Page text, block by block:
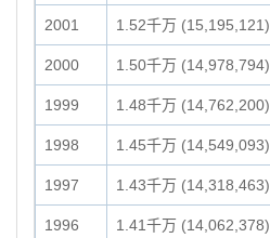
2001 1.52千万 (15,195,121)
2000 1.50千万 (14,978,794)
1999 1.48千万 (14,762,200)
1998 1.45千万 (14,549,093)
1997 1.43千万 (14,318,463)
1996 1.41千万 (14,062,378)